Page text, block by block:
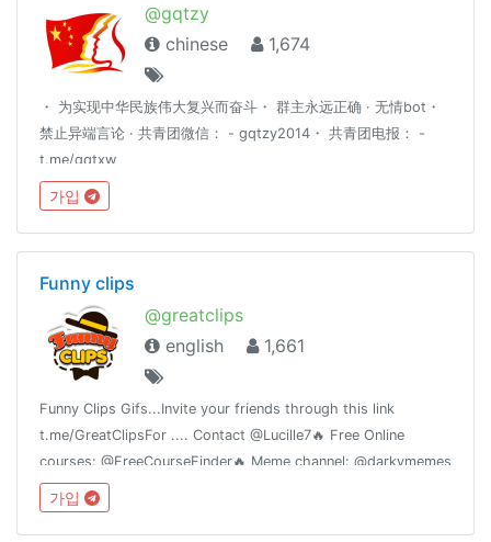
@gqtzy
chinese
1,674
・ 为实现中华民族伟大复兴而奋斗・ 群主永远正确 · 无情bot・
禁止异端言论 · 共青团微信： - gqtzy2014・ 共青团电报： -
t.me/gqtxw
가입
Funny clips
@greatclips
english
1,661
Funny Clips Gifs...Invite your friends through this link
t.me/GreatClipsFor .... Contact @Lucille7🔥 Free Online
courses: @FreeCourseFinder🔥 Meme channel: @darkymemes
🔥 Make friends: @Friender🔥 Spam Group: @spamitall
가입